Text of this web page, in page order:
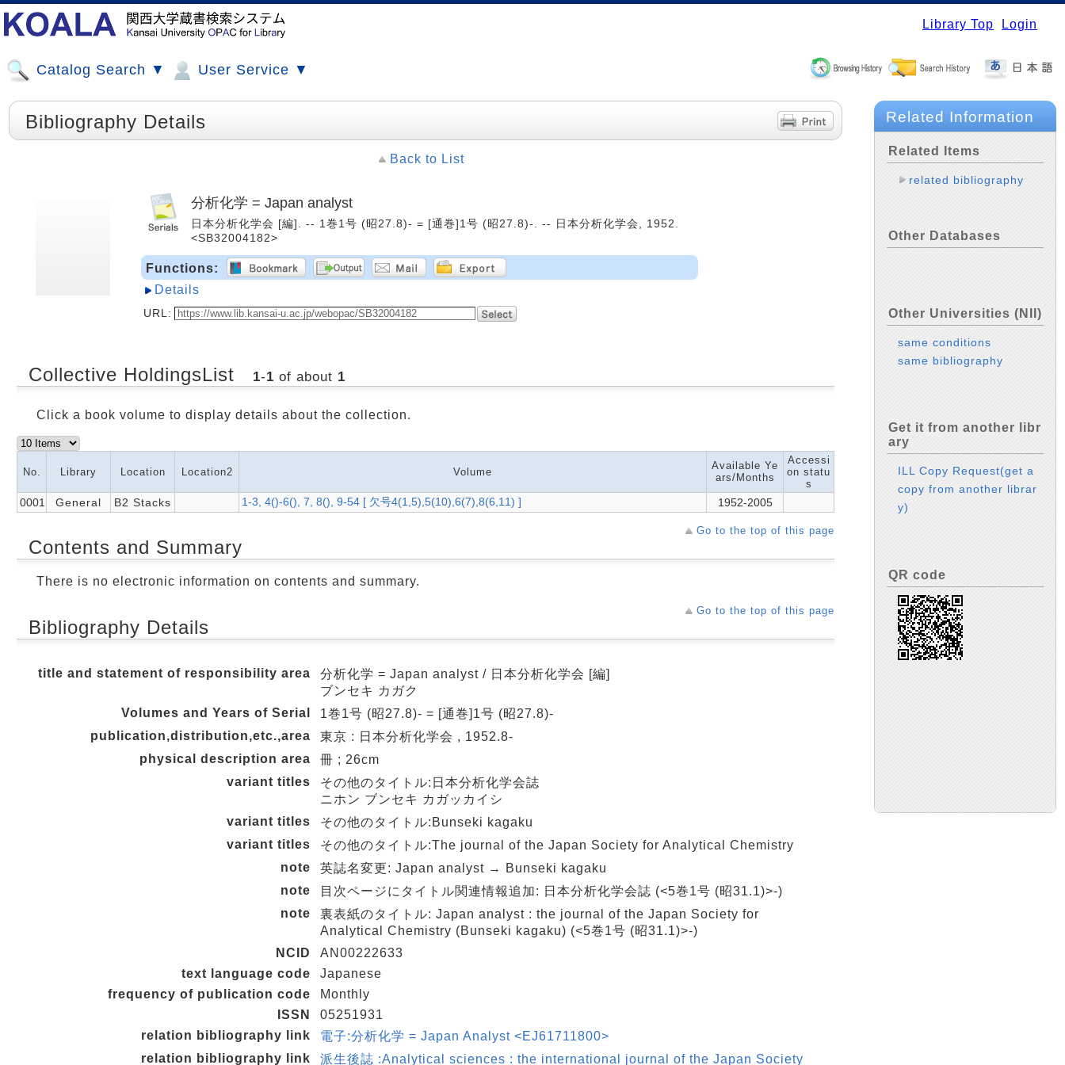
Library Top Login
Catalog Search ▼ User Service ▼
Bibliography Details
Back to List
分析化学 = Japan analyst
日本分析化学会 [編]. -- 1巻1号 (昭27.8)- = [通巻]1号 (昭27.8)-. -- 日本分析化学会, 1952.
<SB32004182>
Functions:
Details
URL:
Collective HoldingsList 1-1 of about 1
Click a book volume to display details about the collection.
No. Library Location Location2 Volume
Available Ye
ars/Months
Accessi
on statu
s
0001 General B2 Stacks 1-3, 4()-6(), 7, 8(), 9-54 [ 欠号4(1,5),5(10),6(7),8(6,11) ] 1952-2005
Go to the top of this page
Contents and Summary
There is no electronic information on contents and summary.
Go to the top of this page
Bibliography Details
title and statement of responsibility area
分析化学 = Japan analyst / 日本分析化学会 [編]
ブンセキ カガク
Volumes and Years of Serial
1巻1号 (昭27.8)- = [通巻]1号 (昭27.8)-
publication,distribution,etc.,area
東京 : 日本分析化学会 , 1952.8-
physical description area
冊 ; 26cm
variant titles
その他のタイトル:日本分析化学会誌
ニホン ブンセキ カガッカイシ
variant titles
その他のタイトル:Bunseki kagaku
variant titles
その他のタイトル:The journal of the Japan Society for Analytical Chemistry
note
英誌名変更: Japan analyst → Bunseki kagaku
note
目次ページにタイトル関連情報追加: 日本分析化学会誌 (<5巻1号 (昭31.1)>-)
note
裏表紙のタイトル: Japan analyst : the journal of the Japan Society for
Analytical Chemistry (Bunseki kagaku) (<5巻1号 (昭31.1)>-)
NCID
AN00222633
text language code
Japanese
frequency of publication code
Monthly
ISSN
05251931
relation bibliography link
電子:分析化学 = Japan Analyst <EJ61711800>
relation bibliography link
派生後誌 :Analytical sciences : the international journal of the Japan Society
Related Information
Related Items
related bibliography
Other Databases
Other Universities (NII)
same conditions
same bibliography
Get it from another libr
ary
ILL Copy Request(get a
copy from another librar
y)
QR code